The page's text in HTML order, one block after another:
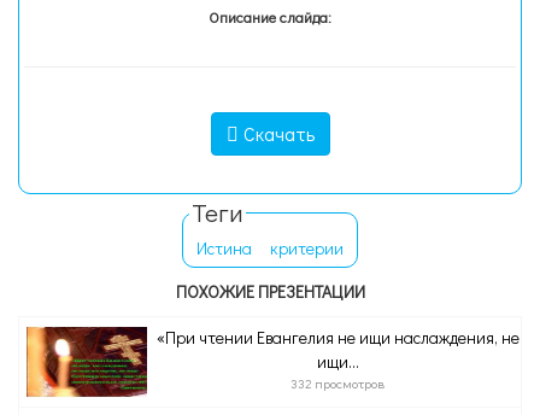
Описание слайда:
Скачать
Теги
Истина
критерии
ПОХОЖИЕ ПРЕЗЕНТАЦИИ
«При чтении Евангелия не ищи наслаждения, не
ищи...
332 просмотров